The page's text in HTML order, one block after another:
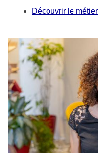
Découvrir le métier